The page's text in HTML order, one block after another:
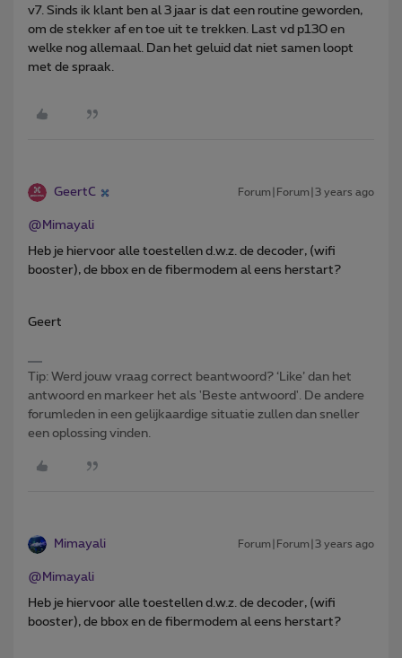
v7. Sinds ik klant ben al 3 jaar is dat een routine geworden,
om de stekker af en toe uit te trekken. Last vd p130 en
welke nog allemaal. Dan het geluid dat niet samen loopt
met de spraak.
GeertC Forum|Forum|3 years ago
@Mimayali
Heb je hiervoor alle toestellen d.w.z. de decoder, (wifi
booster), de bbox en de fibermodem al eens herstart?
Geert
Tip: Werd jouw vraag correct beantwoord? ‘Like’ dan het
antwoord en markeer het als 'Beste antwoord'. De andere
forumleden in een gelijkaardige situatie zullen dan sneller
een oplossing vinden.
Mimayali Forum|Forum|3 years ago
@Mimayali
Heb je hiervoor alle toestellen d.w.z. de decoder, (wifi
booster), de bbox en de fibermodem al eens herstart?